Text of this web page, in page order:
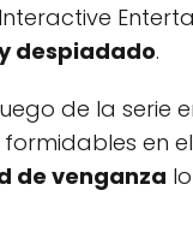
despiadado.
de la
en
de venganza